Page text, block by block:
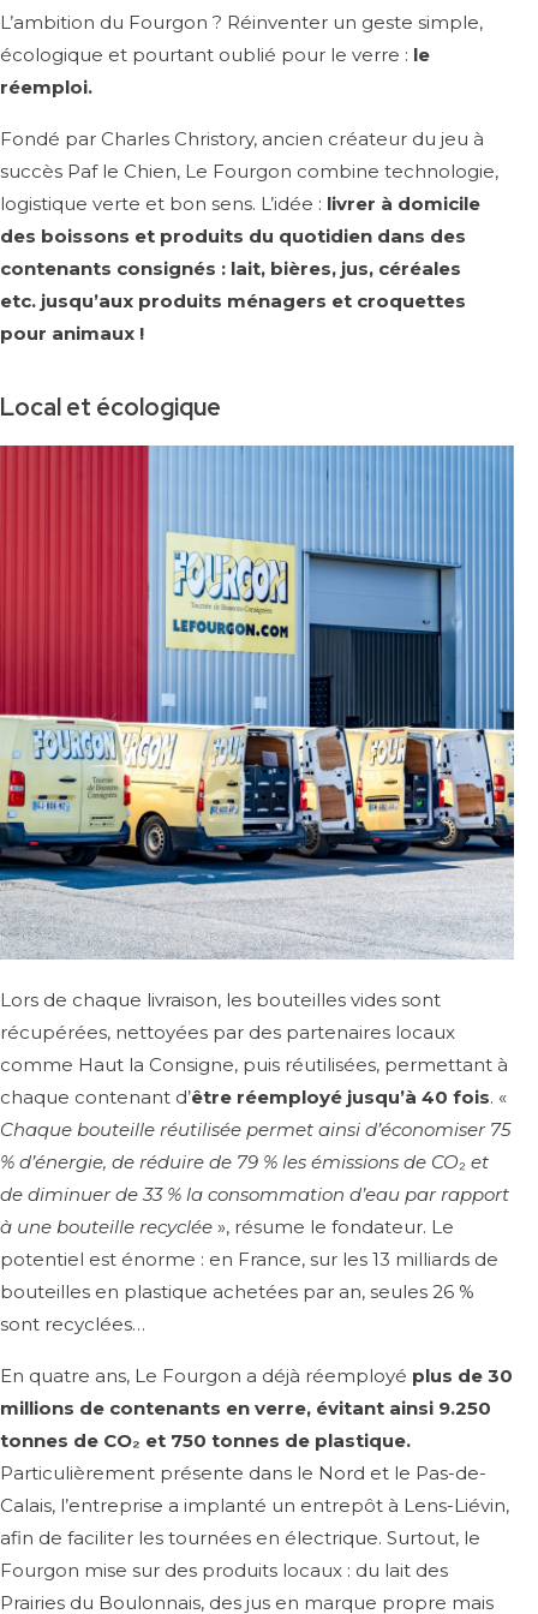
L’ambition du Fourgon ? Réinventer un geste simple,
écologique et pourtant oublié pour le verre : le
réemploi.
Fondé par Charles Christory, ancien créateur du jeu à
succès Paf le Chien, Le Fourgon combine technologie,
logistique verte et bon sens. L’idée : livrer à domicile
des boissons et produits du quotidien dans des
contenants consignés : lait, bières, jus, céréales
etc. jusqu’aux produits ménagers et croquettes
pour animaux !
Local et écologique
Lors de chaque livraison, les bouteilles vides sont
récupérées, nettoyées par des partenaires locaux
comme Haut la Consigne, puis réutilisées, permettant à
chaque contenant d’être réemployé jusqu’à 40 fois. «
Chaque bouteille réutilisée permet ainsi d’économiser 75
% d’énergie, de réduire de 79 % les émissions de CO₂ et
de diminuer de 33 % la consommation d’eau par rapport
à une bouteille recyclée », résume le fondateur. Le
potentiel est énorme : en France, sur les 13 milliards de
bouteilles en plastique achetées par an, seules 26 %
sont recyclées…
En quatre ans, Le Fourgon a déjà réemployé plus de 30
millions de contenants en verre, évitant ainsi 9.250
tonnes de CO₂ et 750 tonnes de plastique.
Particulièrement présente dans le Nord et le Pas-de-
Calais, l’entreprise a implanté un entrepôt à Lens-Liévin,
afin de faciliter les tournées en électrique. Surtout, le
Fourgon mise sur des produits locaux : du lait des
Prairies du Boulonnais, des jus en marque propre mais